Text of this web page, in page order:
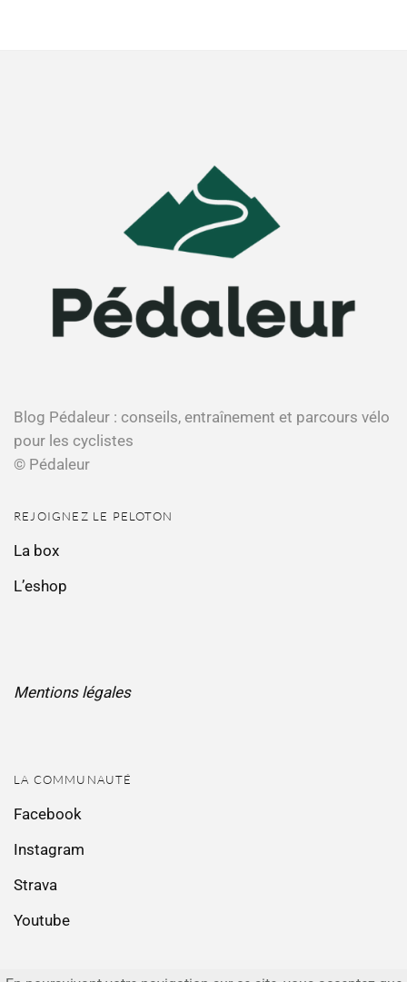
Blog Pédaleur : conseils, entraînement et parcours vélo
pour les cyclistes
© Pédaleur
REJOIGNEZ LE PELOTON
La box
L’eshop
Mentions légales
LA COMMUNAUTÉ
Facebook
Instagram
Strava
Youtube